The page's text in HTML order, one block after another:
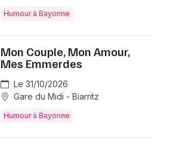
Humour à Bayonne
Mon Couple, Mon Amour,
Mes Emmerdes
Le 31/10/2026
Gare du Midi - Biarritz
Humour à Bayonne